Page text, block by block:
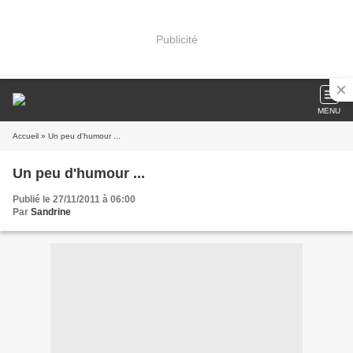
Publicité
MENU
Accueil » Un peu d'humour ...
Un peu d'humour ...
Publié le 27/11/2011 à 06:00
Par Sandrine